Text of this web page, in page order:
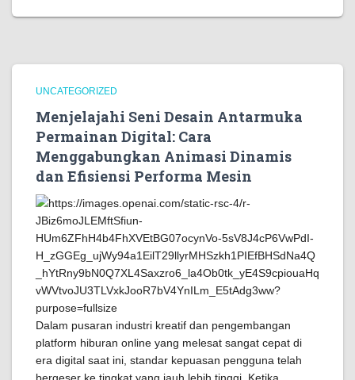
UNCATEGORIZED
Menjelajahi Seni Desain Antarmuka
Permainan Digital: Cara
Menggabungkan Animasi Dinamis
dan Efisiensi Performa Mesin
Dalam pusaran industri kreatif dan pengembangan
platform hiburan online yang melesat sangat cepat di
era digital saat ini, standar kepuasan pengguna telah